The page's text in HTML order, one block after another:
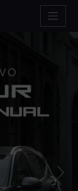
Next